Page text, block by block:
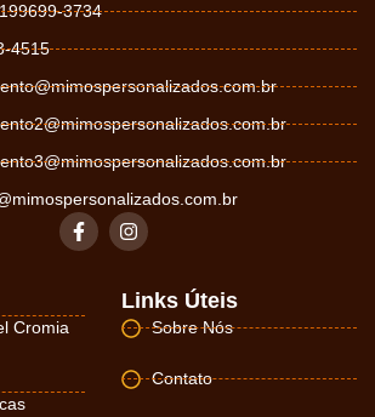
3734
4515
Cromia
Links Úteis
Sobre Nós
Contato